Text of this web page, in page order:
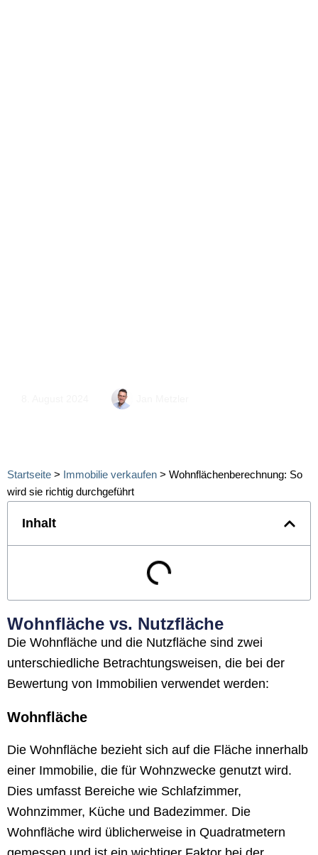
Startseite > Immobilie verkaufen > Wohnflächenberechnung: So
wird sie richtig durchgeführt
Inhalt
Wohnfläche vs. Nutzfläche
Die Wohnfläche und die Nutzfläche sind zwei
unterschiedliche Betrachtungsweisen, die bei der
Bewertung von Immobilien verwendet werden:
Wohnfläche
Die Wohnfläche bezieht sich auf die Fläche innerhalb
einer Immobilie, die für Wohnzwecke genutzt wird.
Dies umfasst Bereiche wie Schlafzimmer,
Wohnzimmer, Küche und Badezimmer. Die
Wohnfläche wird üblicherweise in Quadratmetern